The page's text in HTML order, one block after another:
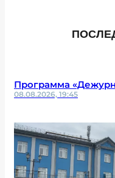
Программа
08.08.2026, 19:45